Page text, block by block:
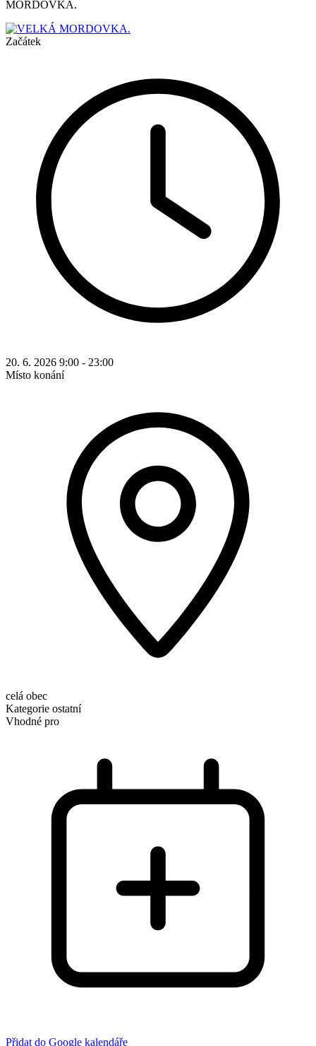
MORDOVKA.
Začátek
20. 6. 2026 9:00 - 23:00
Místo konání
celá obec
Kategorie ostatní
Vhodné pro
Přidat do Google kalendáře